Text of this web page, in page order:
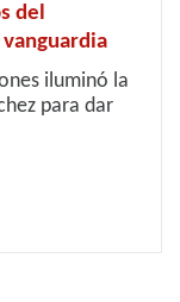
del
iluminó la
para dar